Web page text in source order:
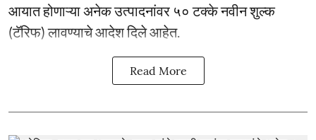
आयात होणाऱ्या अनेक उत्पादनांवर ५० टक्के नवीन शुल्क
(टॅरिफ) लावण्याचे आदेश दिले आहेत.
Read More